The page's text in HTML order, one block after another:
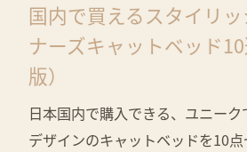
国内で買えるスタイリ
ナーズキャットベッド
版）
日本国内で購入できる、ユニー
デザインのキャットベッドを10